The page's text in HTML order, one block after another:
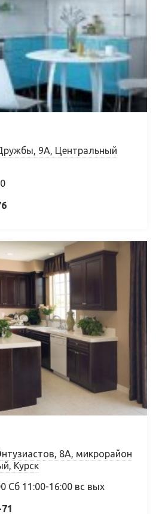
9А, Центральный
8А, микрорайон
Курск
Сб 11:00-16:00 вс вых